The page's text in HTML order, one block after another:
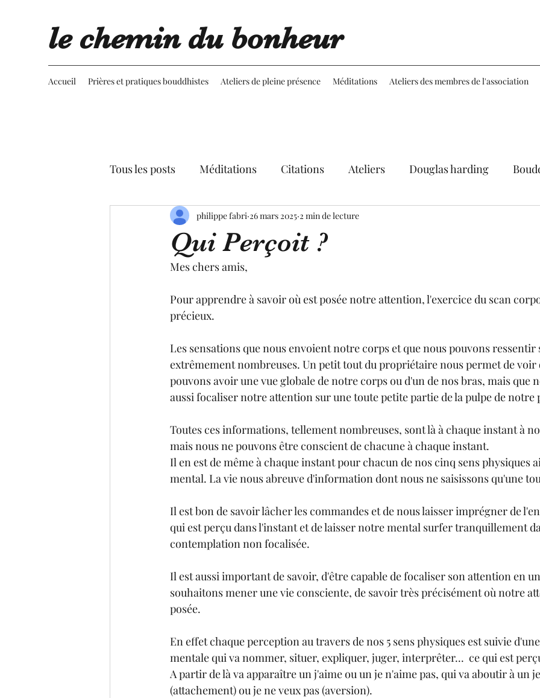
le chemin du bonheur
Accueil Prières et pratiques bouddhistes Ateliers de pleine présence Méditations Ateliers des membres de l'association
Tous les posts Méditations Citations Ateliers Douglas harding
Retournement du regard Expériences
Advaita vedanta Spectacle
Qui Perçoit ?
philippe fabri 26 mars 2025 2 min de lecture
Mes chers amis,
Pour apprendre à savoir où est posée notre attention, l'exercice du scan
précieux.
Les sensations que nous envoient notre corps et que nous pouvons ressentir
extrêmement nombreuses. Un petit tout du propriétaire nous permet de voir
pouvons avoir une vue globale de notre corps ou d'un de nos bras, mais que
aussi focaliser notre attention sur une toute petite partie de la pulpe de notre
Toutes ces informations, tellement nombreuses, sont là à chaque instant à
mais nous ne pouvons être conscient de chacune à chaque instant.
Il en est de même à chaque instant pour chacun de nos cinq sens physiques
mental. La vie nous abreuve d'information dont nous ne saisissons qu'une
Il est bon de savoir lâcher les commandes et de nous laisser imprégner de
qui est perçu dans l'instant et de laisser notre mental surfer tranquillement
contemplation non focalisée.
Il est aussi important de savoir, d'être capable de focaliser son attention en
souhaitons mener une vie consciente, de savoir très précisément où notre
posée.
En effet chaque perception au travers de nos 5 sens physiques est suivie
mentale qui va nommer, situer, expliquer, juger, interprêter...  ce qui est
A partir de là va apparaître un j'aime ou un je n'aime pas, qui va aboutir à un
(attachement) ou je ne veux pas (aversion).